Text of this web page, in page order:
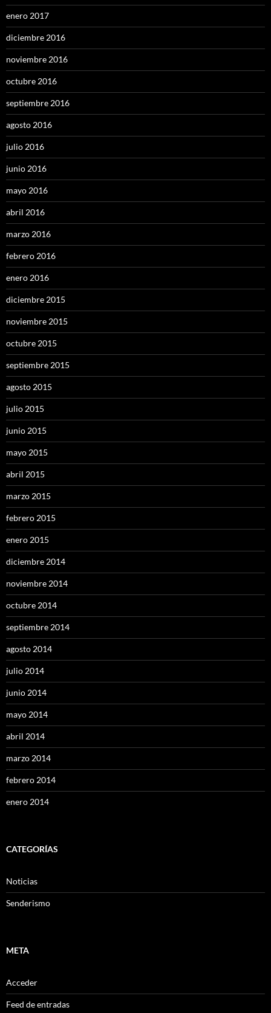
enero 2017
diciembre 2016
noviembre 2016
octubre 2016
septiembre 2016
agosto 2016
julio 2016
junio 2016
mayo 2016
abril 2016
marzo 2016
febrero 2016
enero 2016
diciembre 2015
noviembre 2015
octubre 2015
septiembre 2015
agosto 2015
julio 2015
junio 2015
mayo 2015
abril 2015
marzo 2015
febrero 2015
enero 2015
diciembre 2014
noviembre 2014
octubre 2014
septiembre 2014
agosto 2014
julio 2014
junio 2014
mayo 2014
abril 2014
marzo 2014
febrero 2014
enero 2014
CATEGORÍAS
Noticias
Senderismo
META
Acceder
Feed de entradas